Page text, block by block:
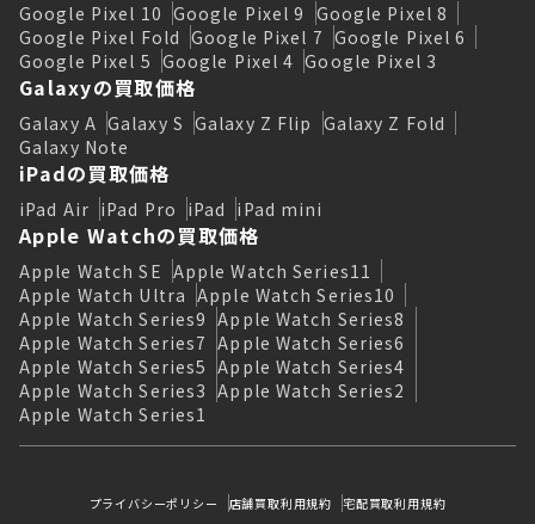
Google Pixel 10 Google Pixel 9 Google Pixel 8
Google Pixel Fold Google Pixel 7 Google Pixel 6
Google Pixel 5 Google Pixel 4 Google Pixel 3
Galaxyの買取価格
Galaxy A Galaxy S Galaxy Z Flip Galaxy Z Fold
Galaxy Note
iPadの買取価格
iPad Air iPad Pro iPad iPad mini
Apple Watchの買取価格
Apple Watch SE Apple Watch Series11
Apple Watch Ultra Apple Watch Series10
Apple Watch Series9 Apple Watch Series8
Apple Watch Series7 Apple Watch Series6
Apple Watch Series5 Apple Watch Series4
Apple Watch Series3 Apple Watch Series2
Apple Watch Series1
プライバシーポリシー 店舗買取利用規約 宅配買取利用規約